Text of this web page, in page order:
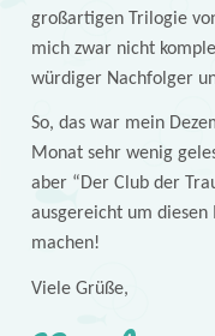
großartigen Trilogie
mich zwar nicht
würdiger Nachfolger
So, das war mein
Monat sehr wenig
aber “Der Club der
ausgereicht um
machen!
Viele Grüße,